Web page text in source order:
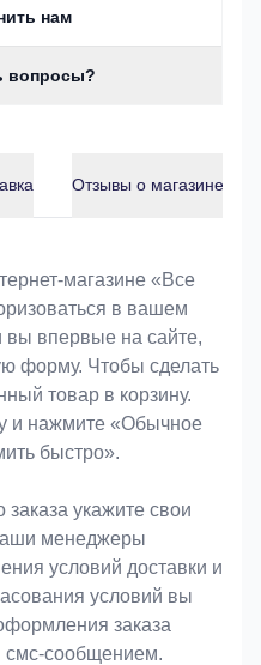
нам
вопросы?
Отзывы о магазине
магазине «Bce
в вашем
вы впервые на сайте,
форму. Чтобы сделать
товар в корзину.
и нажмите «Обычное
быстро».
укажите свои
менеджеры
условий доставки и
условий вы
заказа
смс-сообщением.